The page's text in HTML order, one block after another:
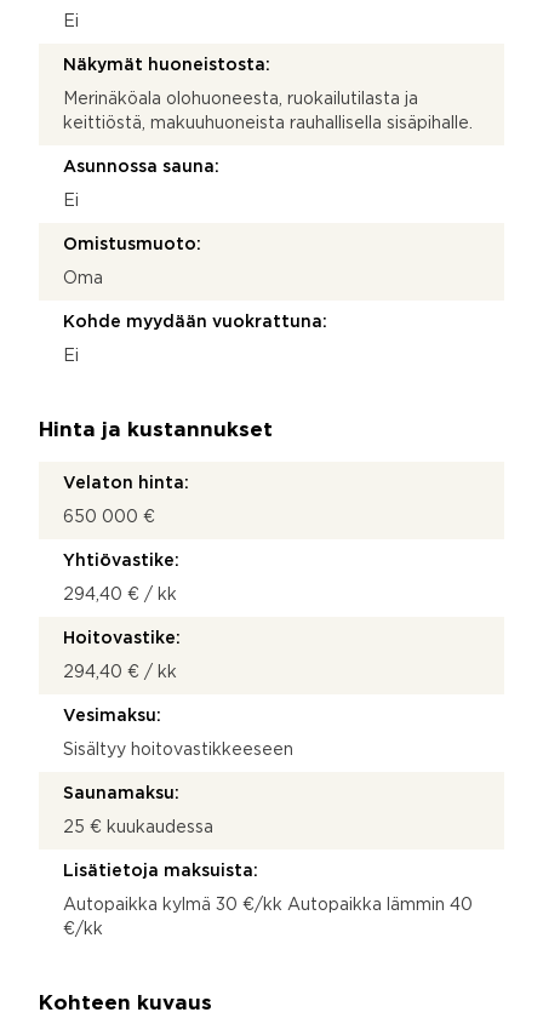
Ei
Näkymät huoneistosta:
Merinäköala olohuoneesta, ruokailutilasta ja
keittiöstä, makuuhuoneista rauhallisella sisäpihalle.
Asunnossa sauna:
Ei
Omistusmuoto:
Oma
Kohde myydään vuokrattuna:
Ei
Hinta ja kustannukset
Velaton hinta:
650 000 €
Yhtiövastike:
294,40 € / kk
Hoitovastike:
294,40 € / kk
Vesimaksu:
Sisältyy hoitovastikkeeseen
Saunamaksu:
25 € kuukaudessa
Lisätietoja maksuista:
Autopaikka kylmä 30 €/kk Autopaikka lämmin 40
€/kk
Kohteen kuvaus